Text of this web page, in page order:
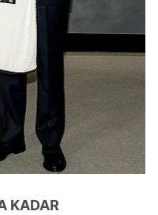
ait çerezler
çeşitli kişisel
çerezler bilgi
daha işlevsel
sizlere yönelik
amaçlarıyla
kullanılacaktır.
ilişkin detaylı bilgi
KADAR